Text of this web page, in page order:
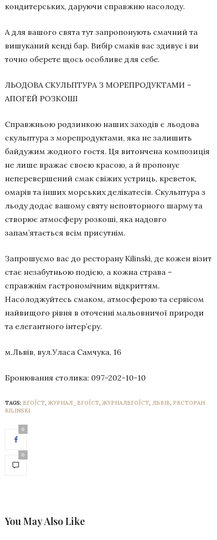
кондитерських, даруючи справжню насолоду.
А для вашого свята тут запропонують смачний та
вишуканий кенді бар. Вибір смаків вас здивує і ви
точно оберете щось особливе для себе.
ЛЬОДОВА СКУЛЬПТУРА З МОРЕПРОДУКТАМИ –
АПОГЕЙ РОЗКОШІ
Справжньою родзинкою наших заходів є льодова
скульптура з морепродуктами, яка не залишить
байдужим жодного гостя. Ця витончена композиція
не лише вражає своєю красою, а й пропонує
неперевершений смак свіжих устриць, креветок,
омарів та інших морських делікатесів. Скульптура з
льоду додає вашому святу неповторного шарму та
створює атмосферу розкоші, яка надовго
запам’ятається всім присутнім.
Запрошуємо вас до ресторану Kilinski, де кожен візит
стає незабутньою подією, а кожна страва –
справжнім гастрономічним відкриттям.
Насолоджуйтесь смаком, атмосферою та сервісом
найвищого рівня в оточенні мальовничої природи
та елегантного інтер’єру.
м.Львів, вул.Уласа Самчука, 16
Бронювання столика: 097-202-10-10
TAGS: ЕГОЇСТ, ЖУРНАЛ_ЕГОЇСТ, ЖУРНАЛЕГОЇСТ, ЛЬВІВ, РЕСТОРАН
KILINSKI
0
0
You May Also Like